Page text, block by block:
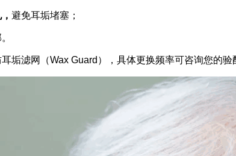
避免耳垢堵塞；
垢滤网（Wax Guard），具体更换频率可咨询您的验